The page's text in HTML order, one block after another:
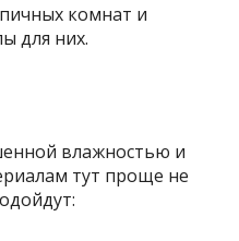
комнат и
для них.
влажностью и
тут проще не